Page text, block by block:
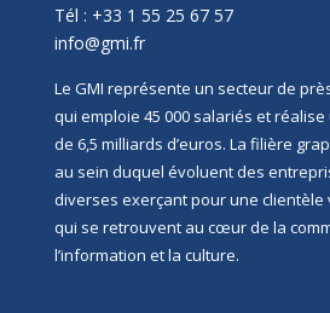
Tél : +33 1 55 25 67 57
info@gmi.fr
Le GMI représente un secteur de
qui emploie 45 000 salariés et
de 6,5 milliards d’euros. La filière
au sein duquel évoluent des
diverses exerçant pour une clientèle
qui se retrouvent au cœur de la
l’information et la culture.